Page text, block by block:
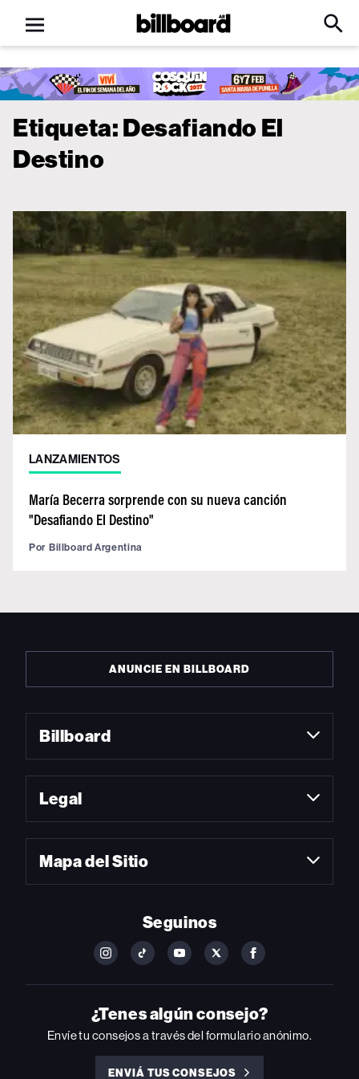
Open
menu
Billboard
Click
Input
Etiqueta:Desafiando El
Destino
LANZAMIENTOS
María Becerra sorprende con su nueva canción
"Desafiando El Destino"
Por Billboard Argentina
ANUNCIE EN BILLBOARD
Billboard
Legal
Mapa del Sitio
Seguinos
FOLLOW
ON
INSTAGRAM
FOLLOW
ON
YOUTUBE
FOLLOW
ON
YOUTUBE
FOLLOW
ON
FOLLOW
ON
FACEBOOK
¿Tenes algún consejo?
Envíe tu consejos a través del formulario anónimo.
ENVIÁ TUS CONSEJOS